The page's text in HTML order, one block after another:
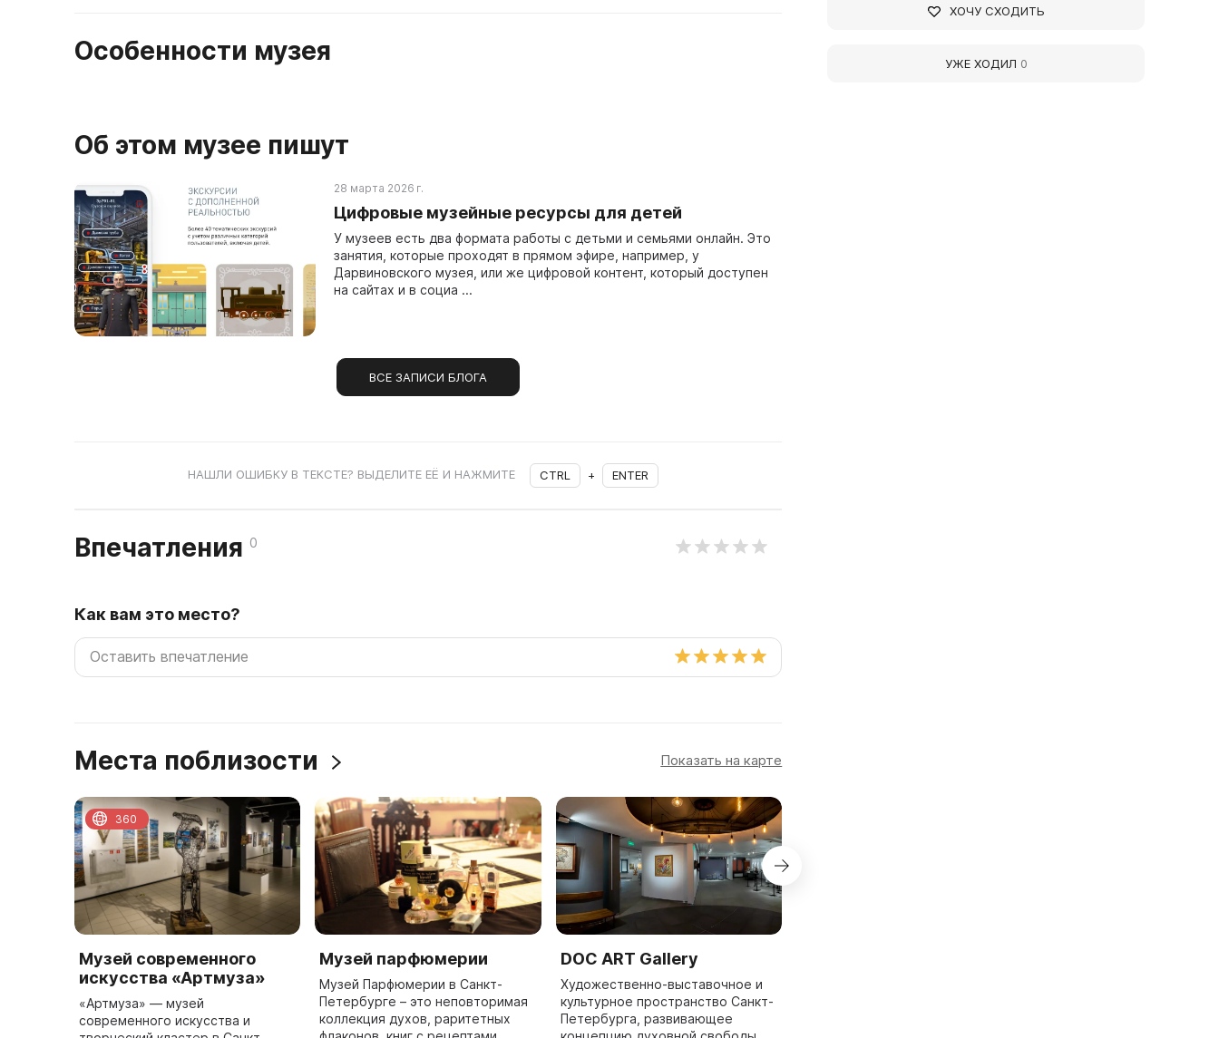
Особенности музея
Об этом музее пишут
28 марта 2026 г.
Цифровые музейные ресурсы для детей
У музеев есть два формата работы с детьми и семьями онлайн. Это
занятия, которые проходят в прямом эфире, например, у
Дарвиновского музея, или же цифровой контент, который доступен
на сайтах и в социа ...
ВСЕ ЗАПИСИ БЛОГА
НАШЛИ ОШИБКУ В ТЕКСТЕ? ВЫДЕЛИТЕ ЕЁ И НАЖМИТЕ CTRL + ENTER
Впечатления 0
Как вам это место?
Места поблизости Показать на карте
Музей современного
искусства «Артмуза»
«Артмуза» — музей
современного искусства и
360
Музей парфюмерии
Музей Парфюмерии в Санкт-
Петербурге – это неповторимая
коллекция духов, раритетных
DOC ART Gallery
Художественно-выставочное и
культурное пространство Санкт-
Петербурга, развивающее
ХОЧУ СХОДИТЬ
УЖЕ ХОДИЛ 0